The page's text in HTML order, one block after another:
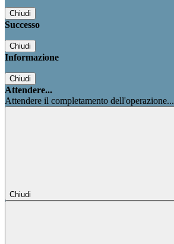
Chiudi
Successo
Chiudi
Informazione
Chiudi
Attendere...
Attendere il completamento dell'operazione...
Chiudi